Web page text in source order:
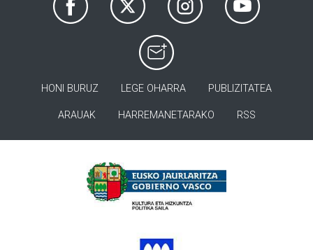
HONI BURUZ LEGE OHARRA PUBLIZITATEA
ARAUAK HARREMANETARAKO RSS